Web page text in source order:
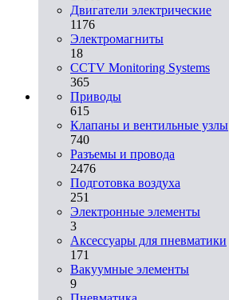
Двигатели электрические
1176
Электромагниты
18
CCTV Monitoring Systems
365
Приводы
615
Клапаны и вентильные узлы
740
Разъемы и провода
2476
Подготовка воздуха
251
Электронные элементы
3
Аксессуары для пневматики
171
Вакуумные элементы
9